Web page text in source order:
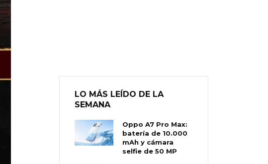
LO MÁS LEÍDO DE LA
SEMANA
Oppo A7 Pro Max:
batería de 10.000
mAh y cámara
selfie de 50 MP